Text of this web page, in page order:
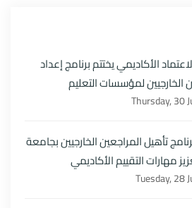
الأكاديمي يختتم برنامج إعداد
الخارجيين لمؤسسات التعليم
Thursday, 30
تأهيل المراجعين الخارجيين بجامعة
مهارات التقييم الأكاديمي
Tuesday, 28